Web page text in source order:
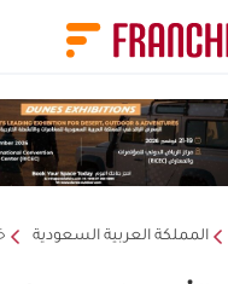
المملكة العربية السعودية
لوحة